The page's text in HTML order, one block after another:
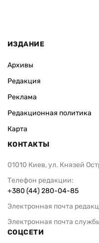
ИЗДАНИЕ
Архивы
Редакция
Реклама
Редакционная политика
Карта
КОНТАКТЫ
01010 Киев, ул. Князей
Телефон редакции:
+380 (44) 280-04-85
Электронная почта
Электронная почта
СОЦСЕТИ